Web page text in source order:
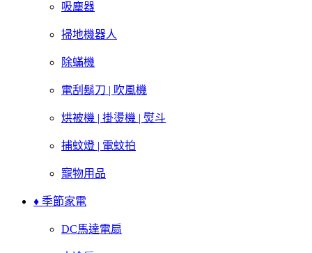
吸塵器
掃地機器人
除蟎機
電刮鬍刀 | 吹風機
烘被機 | 掛燙機 | 熨斗
捕蚊燈 | 電蚊拍
寵物用品
♦ 季節家電
DC馬達電扇